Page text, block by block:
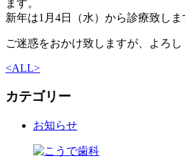
ます。
新年は1月4日（水）から診療致しま
ご迷惑をおかけ致しますが、よろし
<ALL>
カテゴリー
お知らせ